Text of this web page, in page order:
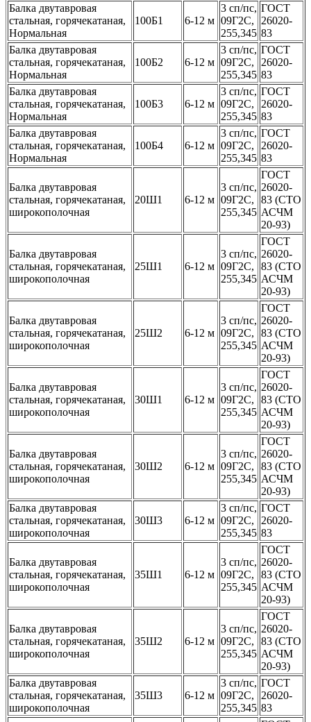
Балка двутавровая
стальная, горячекатаная,
Нормальная
100Б1 6-12 м
3 сп/пс,
09Г2С,
255,345
ГОСТ
26020-
83
Балка двутавровая
стальная, горячекатаная,
Нормальная
100Б2 6-12 м
3 сп/пс,
09Г2С,
255,345
ГОСТ
26020-
83
Балка двутавровая
стальная, горячекатаная,
Нормальная
100Б3 6-12 м
3 сп/пс,
09Г2С,
255,345
ГОСТ
26020-
83
Балка двутавровая
стальная, горячекатаная,
Нормальная
100Б4 6-12 м
3 сп/пс,
09Г2С,
255,345
ГОСТ
26020-
83
Балка двутавровая
стальная, горячекатаная,
широкополочная
20Ш1 6-12 м
3 сп/пс,
09Г2С,
255,345
ГОСТ
26020-
83 (СТО
АСЧМ
20-93)
Балка двутавровая
стальная, горячекатаная,
широкополочная
25Ш1 6-12 м
3 сп/пс,
09Г2С,
255,345
ГОСТ
26020-
83 (СТО
АСЧМ
20-93)
Балка двутавровая
стальная, горячекатаная,
широкополочная
25Ш2 6-12 м
3 сп/пс,
09Г2С,
255,345
ГОСТ
26020-
83 (СТО
АСЧМ
20-93)
Балка двутавровая
стальная, горячекатаная,
широкополочная
30Ш1 6-12 м
3 сп/пс,
09Г2С,
255,345
ГОСТ
26020-
83 (СТО
АСЧМ
20-93)
Балка двутавровая
стальная, горячекатаная,
широкополочная
30Ш2 6-12 м
3 сп/пс,
09Г2С,
255,345
ГОСТ
26020-
83 (СТО
АСЧМ
20-93)
Балка двутавровая
стальная, горячекатаная,
широкополочная
30Ш3 6-12 м
3 сп/пс,
09Г2С,
255,345
ГОСТ
26020-
83
Балка двутавровая
стальная, горячекатаная,
широкополочная
35Ш1 6-12 м
3 сп/пс,
09Г2С,
255,345
ГОСТ
26020-
83 (СТО
АСЧМ
20-93)
Балка двутавровая
стальная, горячекатаная,
широкополочная
35Ш2 6-12 м
3 сп/пс,
09Г2С,
255,345
ГОСТ
26020-
83 (СТО
АСЧМ
20-93)
Балка двутавровая
стальная, горячекатаная,
широкополочная
35Ш3 6-12 м
3 сп/пс,
09Г2С,
255,345
ГОСТ
26020-
83